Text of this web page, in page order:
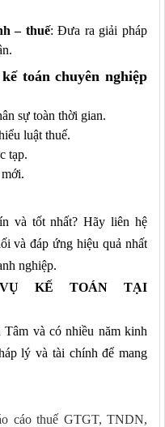
– thuế: Đưa ra giải pháp
toán chuyên nghiệp
sự toàn thời gian.
luật thuế.
tạp.
và tốt nhất? Hãy liên hệ
và đáp ứng hiệu quả nhất
nghiệp.
KẾ TOÁN TẠI
và có nhiều năm kinh
lý và tài chính để mang
cáo thuế GTGT, TNDN,